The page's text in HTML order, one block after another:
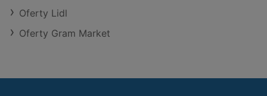
Oferty Lidl
Oferty Gram Market